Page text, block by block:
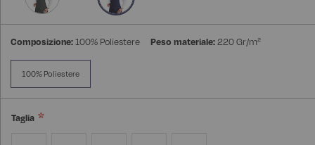
Composizione:100% Poliestere Peso materiale:220 Gr/m²
100% Poliestere
Taglia